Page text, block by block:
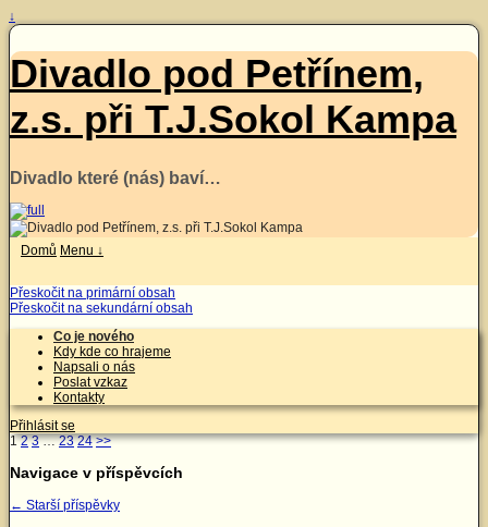
↓
Divadlo pod Petřínem,
z.s. při T.J.Sokol Kampa
Divadlo které (nás) baví…
Domů Menu ↓
Přeskočit na primární obsah
Přeskočit na sekundární obsah
Co je nového
Kdy kde co hrajeme
Napsali o nás
Poslat vzkaz
Kontakty
Přihlásit se
1 2 3 … 23 24 >>
Navigace v příspěvcích
← Starší příspěvky